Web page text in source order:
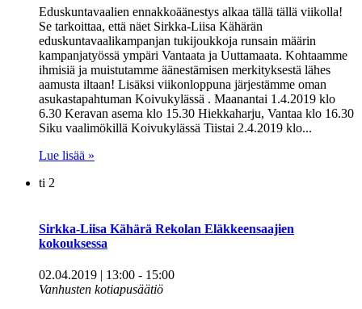
Eduskuntavaalien ennakkoäänestys alkaa tällä tällä viikolla!
Se tarkoittaa, että näet Sirkka-Liisa Kähärän
eduskuntavaalikampanjan tukijoukkoja runsain määrin
kampanjatyössä ympäri Vantaata ja Uuttamaata. Kohtaamme
ihmisiä ja muistutamme äänestämisen merkityksestä lähes
aamusta iltaan! Lisäksi viikonloppuna järjestämme oman
asukastapahtuman Koivukylässä . Maanantai 1.4.2019 klo
6.30 Keravan asema klo 15.30 Hiekkaharju, Vantaa klo 16.30
Siku vaalimökillä Koivukylässä Tiistai 2.4.2019 klo...
Lue lisää »
ti 2
Sirkka-Liisa Kähärä Rekolan Eläkkeensaajien
kokouksessa
02.04.2019 | 13:00 - 15:00
Vanhusten kotiapusäätiö